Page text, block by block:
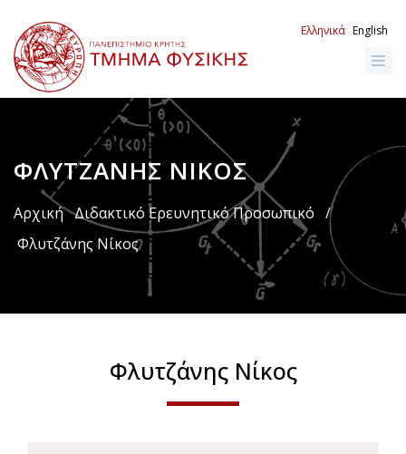
προς
το
κυρίως
περιεχόμενο
Ελληνικά English
ΦΛΥΤΖΆΝΗΣ ΝΊΚΟΣ
Breadcrumb
Αρχική Διδακτικό Ερευνητικό Προσωπικό /
Φλυτζάνης Νίκος
Φλυτζάνης Νίκος